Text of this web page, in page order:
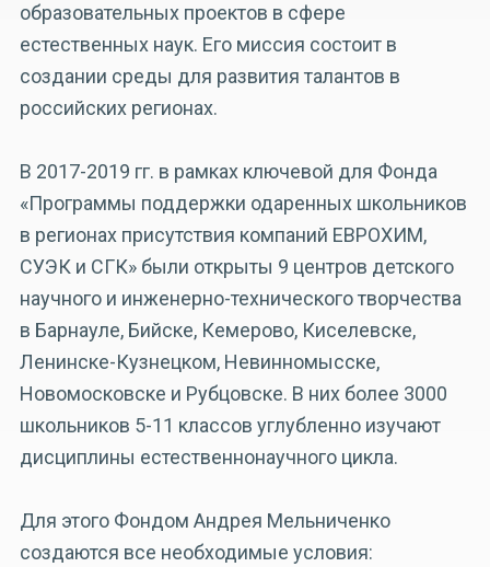
образовательных проектов в сфере
естественных наук. Его миссия состоит в
создании среды для развития талантов в
российских регионах.
В 2017-2019 гг. в рамках ключевой для Фонда
«Программы поддержки одаренных школьников
в регионах присутствия компаний ЕВРОХИМ,
СУЭК и СГК» были открыты 9 центров детского
научного и инженерно-технического творчества
в Барнауле, Бийске, Кемерово, Киселевске,
Ленинске-Кузнецком, Невинномысске,
Новомосковске и Рубцовске. В них более 3000
школьников 5-11 классов углубленно изучают
дисциплины естественнонаучного цикла.
Для этого Фондом Андрея Мельниченко
создаются все необходимые условия: